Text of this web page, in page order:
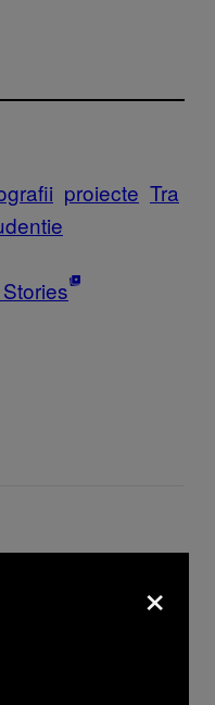
proiecte Tra
Space
on VICE:
×